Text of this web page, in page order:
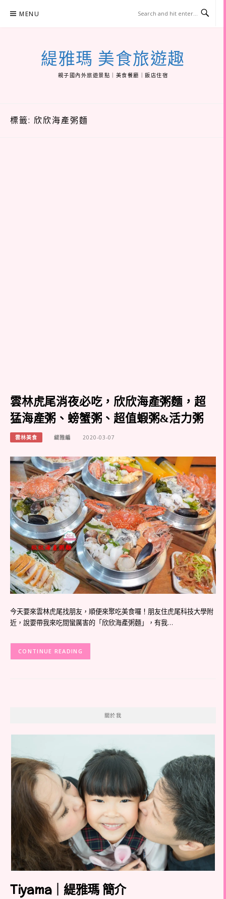
MENU
緹雅瑪 美食旅遊趣
親子國內外旅遊景點｜美食餐廳｜飯店住宿
標籤: 欣欣海產粥麵
雲林虎尾消夜必吃，欣欣海產粥麵，超
猛海產粥、螃蟹粥、超值蝦粥&活力粥
雲林美食 緹雅編 2020-03-07
今天要來雲林虎尾找朋友，順便來聚吃美食囉！朋友住虎尾科技大學附
近，說要帶我來吃間蠻厲害的「欣欣海產粥麵」，有我…
CONTINUE READING
關於我
Tiyama｜緹雅瑪 簡介